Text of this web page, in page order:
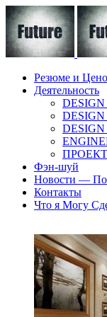
Резюме и
Деятельность
DESIGN
DESIGN
ПРОЕКТ
Фэн-шуй
Новости —
Контакты
Что я Могу